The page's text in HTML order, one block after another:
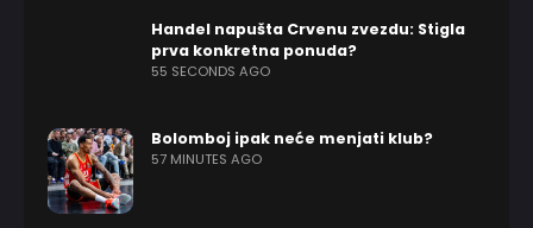
Handel napušta Crvenu zvezdu: Stigla
prva konkretna ponuda?
55 SECONDS AGO
Bolomboj ipak neće menjati klub?
57 MINUTES AGO